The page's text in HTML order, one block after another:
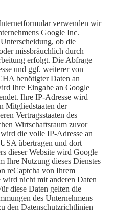
verwenden wir
Google Inc.
ob die
missbräuchlich durch
erfolgt. Die Abfrage
und ggf. weiterer von
benötigter Daten an
Ihre Eingabe an Google
Ihre IP-Adresse wird
Mitgliedstaaten der
Vertragsstaaten des
Wirtschaftsraum zuvor
die volle IP-Adresse an
übertragen und dort
dieser Website wird Google
Ihre Nutzung dieses Dienstes
reCaptcha von Ihrem
nicht mit anderen Daten
diese Daten gelten die
des Unternehmens
den Datenschutzrichtlinien